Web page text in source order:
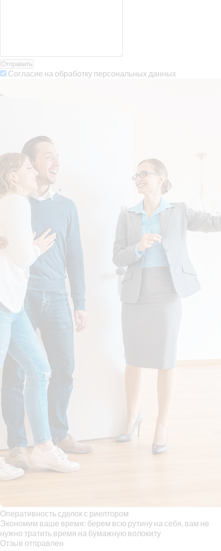
Отправить
Согласие на обработку персональных данных
Оперативность сделок с риелтором
Экономим ваше время: берем всю рутину на себя, вам не
нужно тратить время на бумажную волокиту
Отзыв отправлен